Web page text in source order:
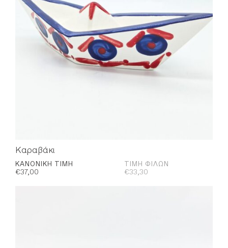
Καραβάκι
ΚΑΝΟΝΙΚΉ ΤΙΜΉ
€37,00
ΤΙΜΉ ΦΊΛΩΝ
€33,30